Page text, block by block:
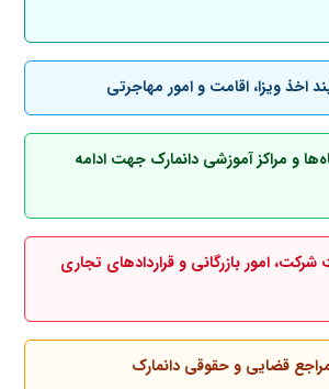
اخذ ویزا، اقامت و امور مهاجرتی
و مراکز آموزشی دانمارک جهت ادامه
شرکت، امور بازرگانی و قراردادهای تجاری
مراجع قضایی و حقوقی دانمارک